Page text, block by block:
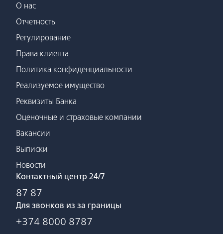
О нас
Отчетность
Регулирование
Права клиента
Политика конфиденциальности
Реализуемое имущество
Реквизиты Банка
Оценочные и страховые компании
Вакансии
Выписки
Новости
Контактный центр 24/7
87 87
Для звонков из за границы
+374 8000 8787